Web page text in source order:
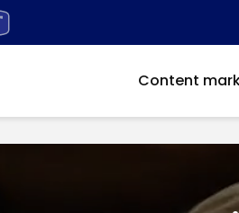
Content